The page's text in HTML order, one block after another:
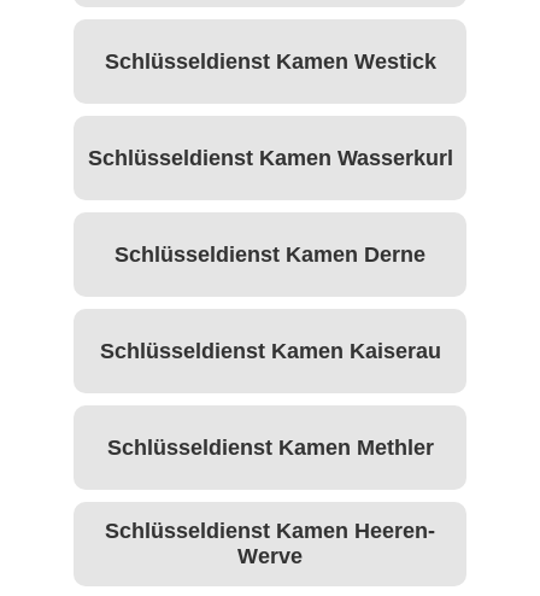
Schlüsseldienst Kamen Westick
Schlüsseldienst Kamen Wasserkurl
Schlüsseldienst Kamen Derne
Schlüsseldienst Kamen Kaiserau
Schlüsseldienst Kamen Methler
Schlüsseldienst Kamen Heeren-
Werve